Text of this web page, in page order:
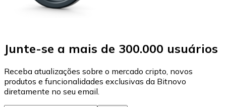
Junte-se a mais de 300.000 usuários
Receba atualizações sobre o mercado cripto, novos
produtos e funcionalidades exclusivas da Bitnovo
diretamente no seu email.